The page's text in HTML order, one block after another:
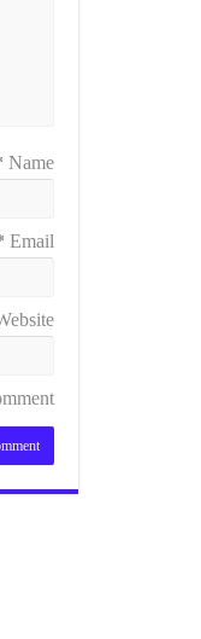
Name
Email